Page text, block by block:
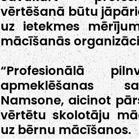
vērtēšanā būtu
uz ietekmes
mācīšanās
“Profesionālā
apmeklēšanas
Namsone, aicinot
vērtētu skolotāju
uz bērnu mācīšanos.